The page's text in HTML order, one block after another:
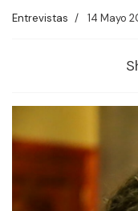
Entrevistas 14 Mayo